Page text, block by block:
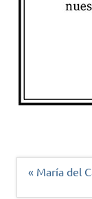
Navegación
« María del